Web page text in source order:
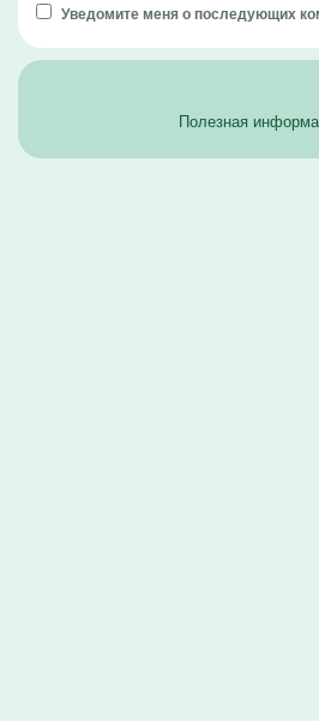
Уведомите меня о последующих
Полезная